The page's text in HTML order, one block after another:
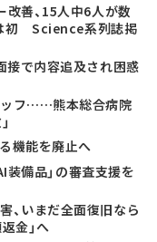
改善、15人中6人が数
初 Science系列誌掲
接で内容追及され困惑
ッフ……熊本総合病院
機能を廃止へ
装備品」の審査支援を
、いまだ全面復旧なら
金」へ